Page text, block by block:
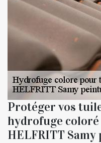
Protéger vos
hydrofuge coloré
HELFRITT